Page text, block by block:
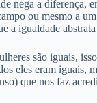
nega a diferença,
ou mesmo a
a igualdade
são iguais,
eles eram iguais,
que nos faz